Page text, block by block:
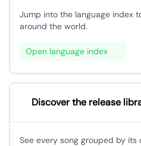
Jump into the language index
around the world.
Open language index
Discover the release
See every song grouped by its